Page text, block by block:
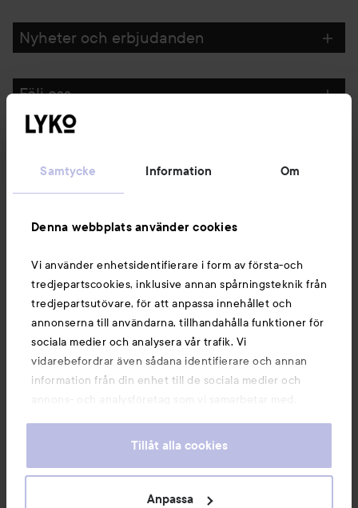
Samtycke Information Om
Denna webbplats använder cookies
Vi använder enhetsidentifierare i form av första-och
tredjepartscookies, inklusive annan spårningsteknik från
tredjepartsutövare, för att anpassa innehållet och
annonserna till användarna, tillhandahålla funktioner för
sociala medier och analysera vår trafik. Vi
vidarebefordrar även sådana identifierare och annan
information från din enhet till de sociala medier och
annons- och analysföretag som vi samarbetar med.
information som du har tillhandahållit eller som de har
våra cookies vid fortsatt användande av vår webbplats.
För information om hur du kan ändra inställningarna för
Tillåt alla cookies
Anpassa
Nyheter och erbjudanden
Följ oss
Du kanske också gillar